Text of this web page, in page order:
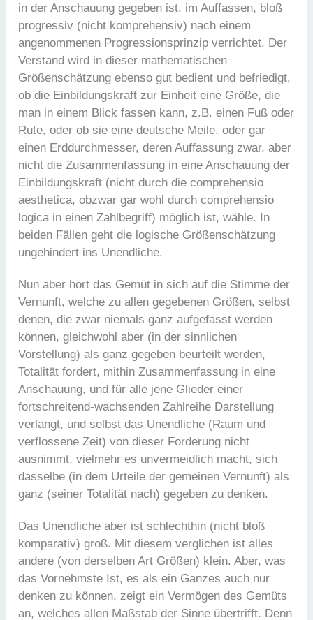
in der Anschauung gegeben ist, im Auffassen, bloß
progressiv (nicht komprehensiv) nach einem
angenommenen Progressionsprinzip verrichtet. Der
Verstand wird in dieser mathematischen
Größenschätzung ebenso gut bedient und befriedigt,
ob die Einbildungskraft zur Einheit eine Größe, die
man in einem Blick fassen kann, z.B. einen Fuß oder
Rute, oder ob sie eine deutsche Meile, oder gar
einen Erddurchmesser, deren Auffassung zwar, aber
nicht die Zusammenfassung in eine Anschauung der
Einbildungskraft (nicht durch die comprehensio
aesthetica, obzwar gar wohl durch comprehensio
logica in einen Zahlbegriff) möglich ist, wähle. In
beiden Fällen geht die logische Größenschätzung
ungehindert ins Unendliche.
Nun aber hört das Gemüt in sich auf die Stimme der
Vernunft, welche zu allen gegebenen Größen, selbst
denen, die zwar niemals ganz aufgefasst werden
können, gleichwohl aber (in der sinnlichen
Vorstellung) als ganz gegeben beurteilt werden,
Totalität fordert, mithin Zusammenfassung in eine
Anschauung, und für alle jene Glieder einer
fortschreitend-wachsenden Zahlreihe Darstellung
verlangt, und selbst das Unendliche (Raum und
verflossene Zeit) von dieser Forderung nicht
ausnimmt, vielmehr es unvermeidlich macht, sich
dasselbe (in dem Urteile der gemeinen Vernunft) als
ganz (seiner Totalität nach) gegeben zu denken.
Das Unendliche aber ist schlechthin (nicht bloß
komparativ) groß. Mit diesem verglichen ist alles
andere (von derselben Art Größen) klein. Aber, was
das Vornehmste Ist, es als ein Ganzes auch nur
denken zu können, zeigt ein Vermögen des Gemüts
an, welches allen Maßstab der Sinne übertrifft. Denn